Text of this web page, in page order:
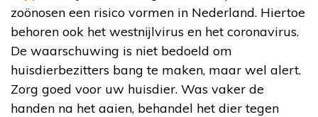
zoönosen een risico vormen in Nederland. Hiertoe
behoren ook het westnijlvirus en het coronavirus.
De waarschuwing is niet bedoeld om
huisdierbezitters bang te maken, maar wel alert.
Zorg goed voor uw huisdier. Was vaker de
handen na het aaien, behandel het dier tegen